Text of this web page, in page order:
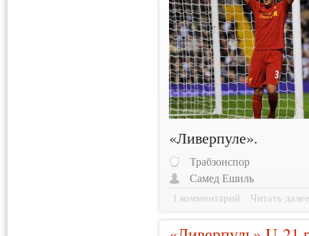
«Ливерпуле».
Трабзонспор
Самед Ешиль
1 комментарий Читать